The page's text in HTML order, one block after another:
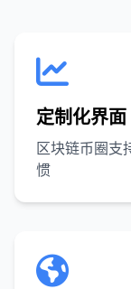
定制化界面
区块链币圈支
惯